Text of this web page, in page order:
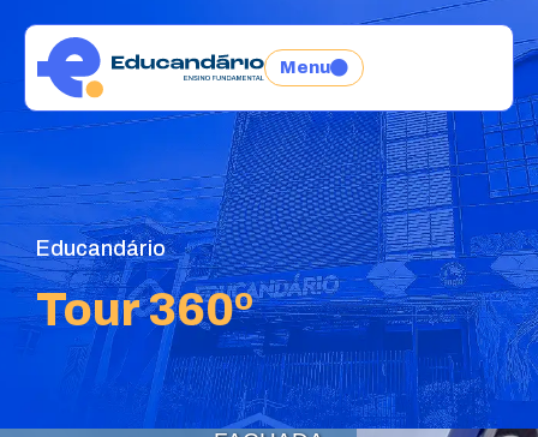
Menu
Educandário
Tour 360º